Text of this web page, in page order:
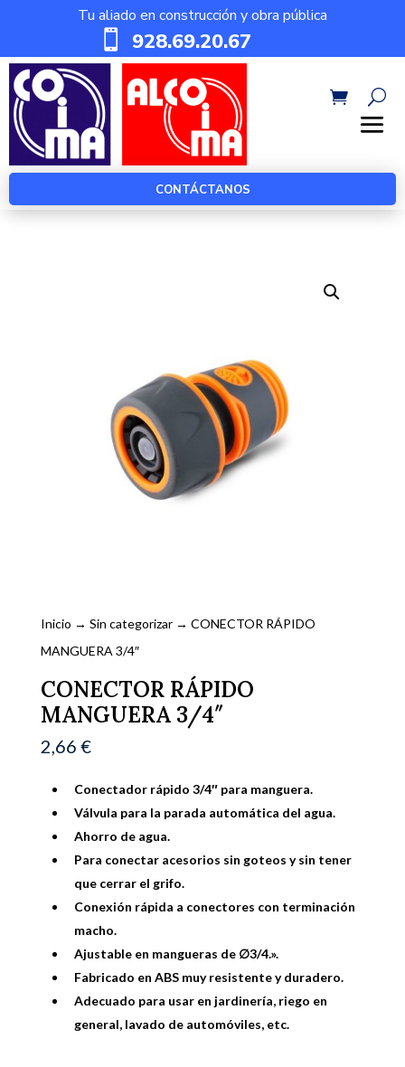
Tu aliado en construcción y obra pública
 928.69.20.67
CONTÁCTANOS
Inicio → Sin categorizar→ CONECTOR RÁPIDO
MANGUERA 3/4″
CONECTOR RÁPIDO
MANGUERA 3/4″
2,66 €
Conectador rápido 3/4″ para manguera.
Válvula para la parada automática del agua.
Ahorro de agua.
Para conectar acesorios sin goteos y sin tener
que cerrar el grifo.
Conexión rápida a conectores con terminación
macho.
Ajustable en mangueras de ∅3/4.».
Fabricado en ABS muy resistente y duradero.
Adecuado para usar en jardinería, riego en
general, lavado de automóviles, etc.